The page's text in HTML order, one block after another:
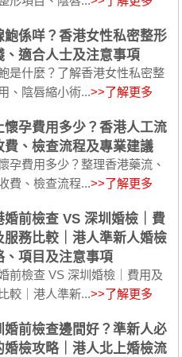
鮑係咩？香港女性私密整形
、適合人士及注意事項
是什麼？了解香港女性私密整
、陰唇縮小術...>>了解更多
懷孕費用多少？香港人工流
費、檢查流程及專業建議
孕費用多少？整理香港藥流、
費、檢查流程...>>了解更多
婚前檢查 VS 深圳婚檢｜費
服務比較｜港人準新人婚檢
、項目及注意事項
前檢查 VS 深圳婚檢｜費用及
較｜港人準新...>>了解更多
婚前檢查邊間好？準新人必
婚檢攻略｜港人北上婚檢流